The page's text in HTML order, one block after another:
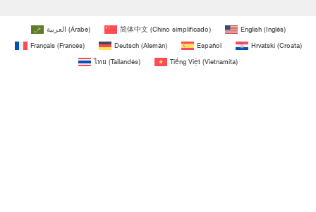
العربية (Árabe) 简体中文(Chino simplificado) English(Inglés)
Français(Francés) Deutsch(Alemán) Español Hrvatski(Croata)
ไทย (Tailandés) Tiếng Việt (Vietnamita)